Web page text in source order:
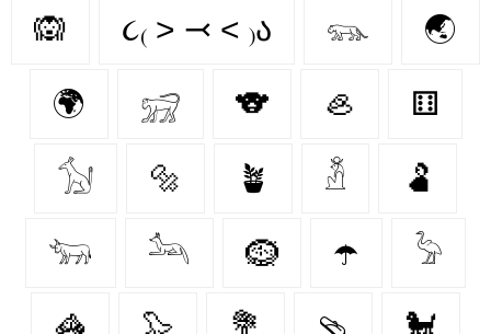
🙉 ૮₍ ˃ ⤙ ˂ ₎ა 𓃮 🌏
🌍 𓃸 🐨 🦪 ⚅
𓃩 🔩 🪴 𓁳 🫃
𓃓 𓃢 🪹 ☂️ 𓅦